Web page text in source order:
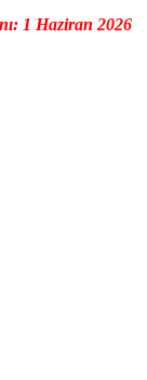
1 Haziran 2026